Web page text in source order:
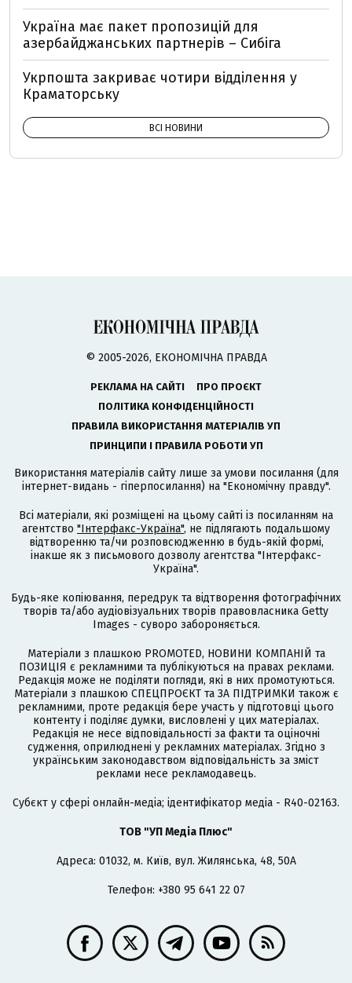
Україна має пакет пропозицій для
азербайджанських партнерів – Сибіга
Укрпошта закриває чотири відділення у
Краматорську
ВСІ НОВИНИ
© 2005-2026, ЕКОНОМІЧНА ПРАВДА
РЕКЛАМА НА САЙТІ
ПРО ПРОЄКТ
ПОЛІТИКА КОНФІДЕНЦІЙНОСТІ
ПРАВИЛА ВИКОРИСТАННЯ МАТЕРІАЛІВ УП
ПРИНЦИПИ І ПРАВИЛА РОБОТИ УП
Використання матеріалів сайту лише за умови посилання (для
інтернет-видань - гіперпосилання) на "Економічну правду".
Всі матеріали, які розміщені на цьому сайті із посиланням на
агентство "Інтерфакс-Україна", не підлягають подальшому
відтворенню та/чи розповсюдженню в будь-якій формі,
інакше як з письмового дозволу агентства "Інтерфакс-
Україна".
Будь-яке копіювання, передрук та відтворення фотографічних
творів та/або аудіовізуальних творів правовласника Getty
Images - суворо забороняється.
Матеріали з плашкою PROMOTED, НОВИНИ КОМПАНІЙ та
ПОЗИЦІЯ є рекламними та публікуються на правах реклами.
Редакція може не поділяти погляди, які в них промотуються.
Матеріали з плашкою СПЕЦПРОЄКТ та ЗА ПІДТРИМКИ також є
рекламними, проте редакція бере участь у підготовці цього
контенту і поділяє думки, висловлені у цих матеріалах.
Редакція не несе відповідальності за факти та оціночні
судження, оприлюднені у рекламних матеріалах. Згідно з
українським законодавством відповідальність за зміст
реклами несе рекламодавець.
Cубєкт у сфері онлайн-медіа; ідентифікатор медіа - R40-02163.
ТОВ "УП Медіа Плюс"
Адреса: 01032, м. Київ, вул. Жилянська, 48, 50А
Телефон: +380 95 641 22 07